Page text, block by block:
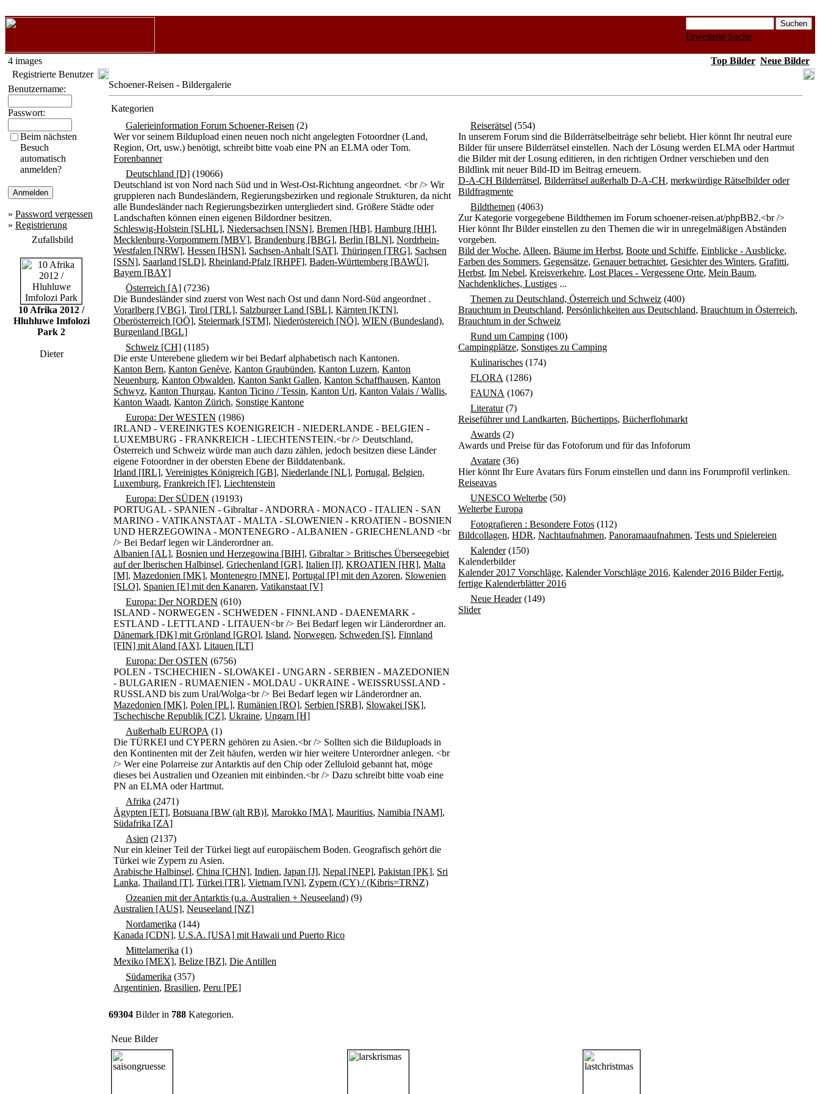
Erweiterte Suche
4 images Top Bilder Neue Bilder
Registrierte Benutzer
Benutzername:
Passwort:
Beim nächsten
Besuch
automatisch
anmelden?
» Password vergessen
» Registrierung
Zufallsbild
10 Afrika 2012 /
Hluhluwe Imfolozi
Park 2
Dieter
Schoener-Reisen - Bildergalerie
Kategorien
Galerieinformation Forum Schoener-Reisen (2)
Wer vor seinem Bildupload einen neuen noch nicht angelegten Fotoordner (Land,
Region, Ort, usw.) benötigt, schreibt bitte voab eine PN an ELMA oder Tom.
Forenbanner
Deutschland [D] (19066)
Deutschland ist von Nord nach Süd und in West-Ost-Richtung angeordnet. <br /> Wir
gruppieren nach Bundesländern, Regierungsbezirken und regionale Strukturen, da nicht
alle Bundesländer nach Regierungsbezirken untergliedert sind. Größere Städte oder
Landschaften können einen eigenen Bildordner besitzen.
Schleswig-Holstein [SLHL], Niedersachsen [NSN], Bremen [HB], Hamburg [HH],
Mecklenburg-Vorpommern [MBV], Brandenburg [BBG], Berlin [BLN], Nordrhein-
Westfalen [NRW], Hessen [HSN], Sachsen-Anhalt [SAT], Thüringen [TRG], Sachsen
[SSN], Saarland [SLD], Rheinland-Pfalz [RHPF], Baden-Württemberg [BAWÜ],
Bayern [BAY]
Österreich [A] (7236)
Die Bundesländer sind zuerst von West nach Ost und dann Nord-Süd angeordnet .
Vorarlberg [VBG], Tirol [TRL], Salzburger Land [SBL], Kärnten [KTN],
Oberösterreich [OÖ], Steiermark [STM], Niederöstereich [NÖ], WIEN (Bundesland),
Burgenland [BGL]
Schweiz [CH] (1185)
Die erste Unterebene gliedern wir bei Bedarf alphabetisch nach Kantonen.
Kanton Bern, Kanton Genève, Kanton Graubünden, Kanton Luzern, Kanton
Neuenburg, Kanton Obwalden, Kanton Sankt Gallen, Kanton Schaffhausen, Kanton
Schwyz, Kanton Thurgau, Kanton Ticino / Tessin, Kanton Uri, Kanton Valais / Wallis,
Kanton Waadt, Kanton Zürich, Sonstige Kantone
Europa: Der WESTEN (1986)
IRLAND - VEREINIGTES KOENIGREICH - NIEDERLANDE - BELGIEN -
LUXEMBURG - FRANKREICH - LIECHTENSTEIN.<br /> Deutschland,
Österreich und Schweiz würde man auch dazu zählen, jedoch besitzen diese Länder
eigene Fotoordner in der obersten Ebene der Bilddatenbank.
Irland [IRL], Vereinigtes Königreich [GB], Niederlande [NL], Portugal, Belgien,
Luxemburg, Frankreich [F], Liechtenstein
Europa: Der SÜDEN (19193)
PORTUGAL - SPANIEN - Gibraltar - ANDORRA - MONACO - ITALIEN - SAN
MARINO - VATIKANSTAAT - MALTA - SLOWENIEN - KROATIEN - BOSNIEN
UND HERZEGOWINA - MONTENEGRO - ALBANIEN - GRIECHENLAND <br
/> Bei Bedarf legen wir Länderordner an.
Albanien [AL], Bosnien und Herzegowina [BIH], Gibraltar > Britisches Überseegebiet
auf der Iberischen Halbinsel, Griechenland [GR], Italien [I], KROATIEN [HR], Malta
[M], Mazedonien [MK], Montenegro [MNE], Portugal [P] mit den Azoren, Slowenien
[SLO], Spanien [E] mit den Kanaren, Vatikanstaat [V]
Europa: Der NORDEN (610)
ISLAND - NORWEGEN - SCHWEDEN - FINNLAND - DAENEMARK -
ESTLAND - LETTLAND - LITAUEN<br /> Bei Bedarf legen wir Länderordner an.
Dänemark [DK] mit Grönland [GRO], Island, Norwegen, Schweden [S], Finnland
[FIN] mit Aland [AX], Litauen [LT]
Europa: Der OSTEN (6756)
POLEN - TSCHECHIEN - SLOWAKEI - UNGARN - SERBIEN - MAZEDONIEN
- BULGARIEN - RUMAENIEN - MOLDAU - UKRAINE - WEISSRUSSLAND -
RUSSLAND bis zum Ural/Wolga<br /> Bei Bedarf legen wir Länderordner an.
Mazedonien [MK], Polen [PL], Rumänien [RO], Serbien [SRB], Slowakei [SK],
Tschechische Republik [CZ], Ukraine, Ungarn [H]
Außerhalb EUROPA (1)
Die TÜRKEI und CYPERN gehören zu Asien.<br /> Sollten sich die Bilduploads in
den Kontinenten mit der Zeit häufen, werden wir hier weitere Unterordner anlegen. <br
/> Wer eine Polarreise zur Antarktis auf den Chip oder Zelluloid gebannt hat, möge
dieses bei Australien und Ozeanien mit einbinden.<br /> Dazu schreibt bitte voab eine
PN an ELMA oder Hartmut.
Afrika (2471)
Ägypten [ET], Botsuana [BW (alt RB)], Marokko [MA], Mauritius, Namibia [NAM],
Südafrika [ZA]
Asien (2137)
Nur ein kleiner Teil der Türkei liegt auf europäischem Boden. Geografisch gehört die
Türkei wie Zypern zu Asien.
Arabische Halbinsel, China [CHN], Indien, Japan [J], Nepal [NEP], Pakistan [PK], Sri
Lanka, Thailand [T], Türkei [TR], Vietnam [VN], Zypern (CY) / (Kibris=TRNZ)
Ozeanien mit der Antarktis (u.a. Australien + Neuseeland) (9)
Australien [AUS], Neuseeland [NZ]
Nordamerika (144)
Kanada [CDN], U.S.A. [USA] mit Hawaii und Puerto Rico
Mittelamerika (1)
Mexiko [MEX], Belize [BZ], Die Antillen
Südamerika (357)
Argentinien, Brasilien, Peru [PE]
Reiserätsel (554)
In unserem Forum sind die Bilderrätselbeiträge sehr beliebt. Hier könnt Ihr neutral eure
Bilder für unsere Bilderrätsel einstellen. Nach der Lösung werden ELMA oder Hartmut
die Bilder mit der Losung editieren, in den richtigen Ordner verschieben und den
Bildlink mit neuer Bild-ID im Beitrag erneuern.
D-A-CH Bilderrätsel, Bilderrätsel außerhalb D-A-CH, merkwürdige Rätselbilder oder
Bildfragmente
Bildthemen (4063)
Zur Kategorie vorgegebene Bildthemen im Forum schoener-reisen.at/phpBB2.<br />
Hier könnt Ihr Bilder einstellen zu den Themen die wir in unregelmäßigen Abständen
vorgeben.
Bild der Woche, Alleen, Bäume im Herbst, Boote und Schiffe, Einblicke - Ausblicke,
Farben des Sommers, Gegensätze, Genauer betrachtet, Gesichter des Winters, Grafitti,
Herbst, Im Nebel, Kreisverkehre, Lost Places - Vergessene Orte, Mein Baum,
Nachdenkliches, Lustiges ...
Themen zu Deutschland, Österreich und Schweiz (400)
Brauchtum in Deutschland, Persönlichkeiten aus Deutschland, Brauchtum in Österreich,
Brauchtum in der Schweiz
Rund um Camping (100)
Campingplätze, Sonstiges zu Camping
Kulinarisches (174)
FLORA (1286)
FAUNA (1067)
Literatur(7)
Reiseführer und Landkarten, Büchertipps, Bücherflohmarkt
Awards (2)
Awards und Preise für das Fotoforum und für das Infoforum
Avatare (36)
Hier könnt Ihr Eure Avatars fürs Forum einstellen und dann ins Forumprofil verlinken.
Reiseavas
UNESCO Welterbe (50)
Welterbe Europa
Fotografieren : Besondere Fotos (112)
Bildcollagen, HDR, Nachtaufnahmen, Panoramaaufnahmen, Tests und Spielereien
Kalender(150)
Kalenderbilder
Kalender 2017 Vorschläge, Kalender Vorschläge 2016, Kalender 2016 Bilder Fertig,
fertige Kalenderblätter 2016
Neue Header(149)
Slider
69304 Bilder in 788 Kategorien.
Neue Bilder